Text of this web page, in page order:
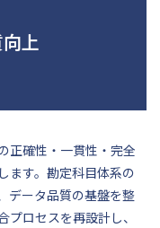
上
正確性・一貫性・完全
ます。勘定科目体系の
データ品質の基盤を整
ロセスを再設計し、